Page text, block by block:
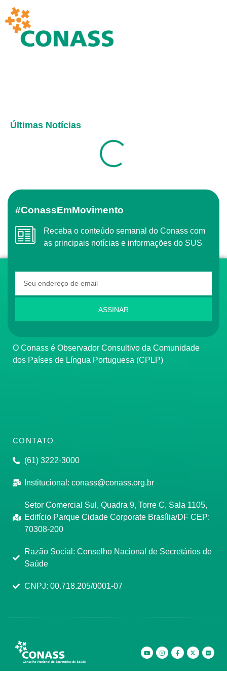
Últimas Notícias
#ConassEmMovimento
Receba o conteúdo semanal do Conass com
as principais notícias e informações do SUS
ASSINAR
O Conass é Observador Consultivo da Comunidade
dos Países de Língua Portuguesa (CPLP)
CONTATO
(61) 3222-3000
Institucional: conass@conass.org.br
Setor Comercial Sul, Quadra 9, Torre C, Sala 1105,
Edifício Parque Cidade Corporate Brasília/DF CEP:
70308-200
Razão Social: Conselho Nacional de Secretários de
Saúde
CNPJ: 00.718.205/0001-07